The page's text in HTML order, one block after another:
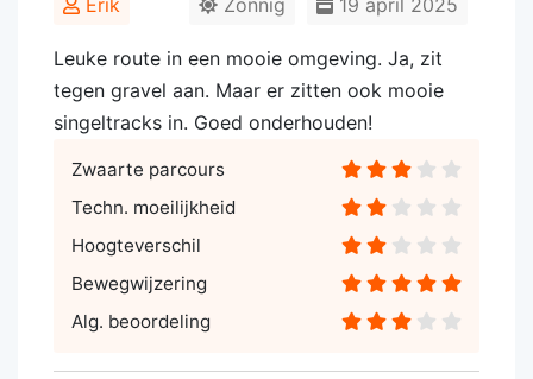
Erik 19 april 2025
Zonnig
Leuke route in een mooie omgeving. Ja, zit
tegen gravel aan. Maar er zitten ook mooie
singeltracks in. Goed onderhouden!
Zwaarte parcours
Techn. moeilijkheid
Hoogteverschil
Bewegwijzering
Alg. beoordeling